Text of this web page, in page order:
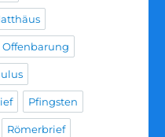
Offenbarung
Pfingsten
Römerbrief